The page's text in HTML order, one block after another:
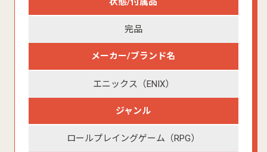
完品
メーカー/ブランド名
エニックス（ENIX）
ジャンル
ロールプレイングゲーム（RPG）